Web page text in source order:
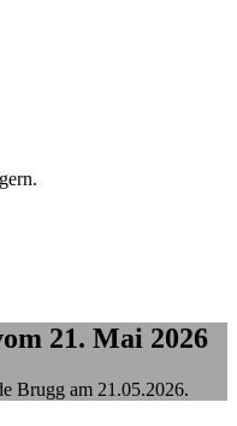
21. Mai 2026
Brugg am 21.05.2026.